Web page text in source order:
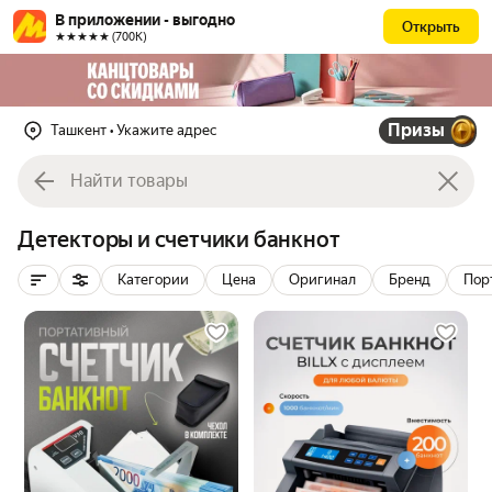
В приложении - выгодно
★★★★★ (700К)
Открыть
Ташкент • Укажите адрес Призы
Детекторы и счетчики банкнот
Категории Цена Оригинал Бренд